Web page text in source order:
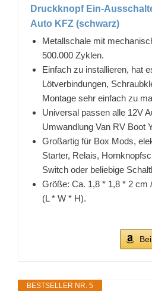
Druckknopf Ein-
Auto KFZ (schwarz)
Metallschale mit
500.000 Zyklen.
Einfach zu installieren, hat
Lötverbindungen,
Montage sehr einfach zu
Universal passen alle 12V
Umwandlung Van RV Boot
Großartig für Box Mods,
Starter, Relais,
Switch oder beliebige
Größe: Ca. 1,8 * 1,8 * 2 cm
(L * W * H).
BESTSELLER NR. 5